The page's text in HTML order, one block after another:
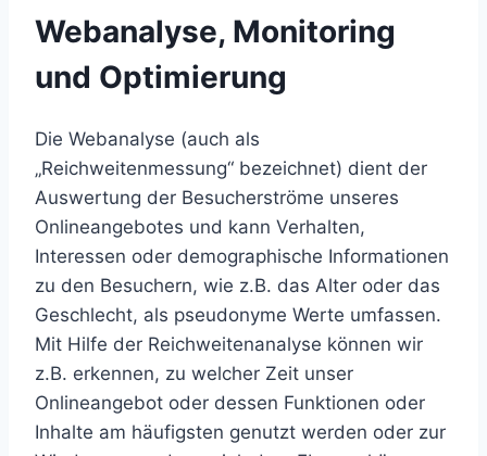
Webanalyse, Monitoring
und Optimierung
Die Webanalyse (auch als
„Reichweitenmessung“ bezeichnet) dient der
Auswertung der Besucherströme unseres
Onlineangebotes und kann Verhalten,
Interessen oder demographische Informationen
zu den Besuchern, wie z.B. das Alter oder das
Geschlecht, als pseudonyme Werte umfassen.
Mit Hilfe der Reichweitenanalyse können wir
z.B. erkennen, zu welcher Zeit unser
Onlineangebot oder dessen Funktionen oder
Inhalte am häufigsten genutzt werden oder zur